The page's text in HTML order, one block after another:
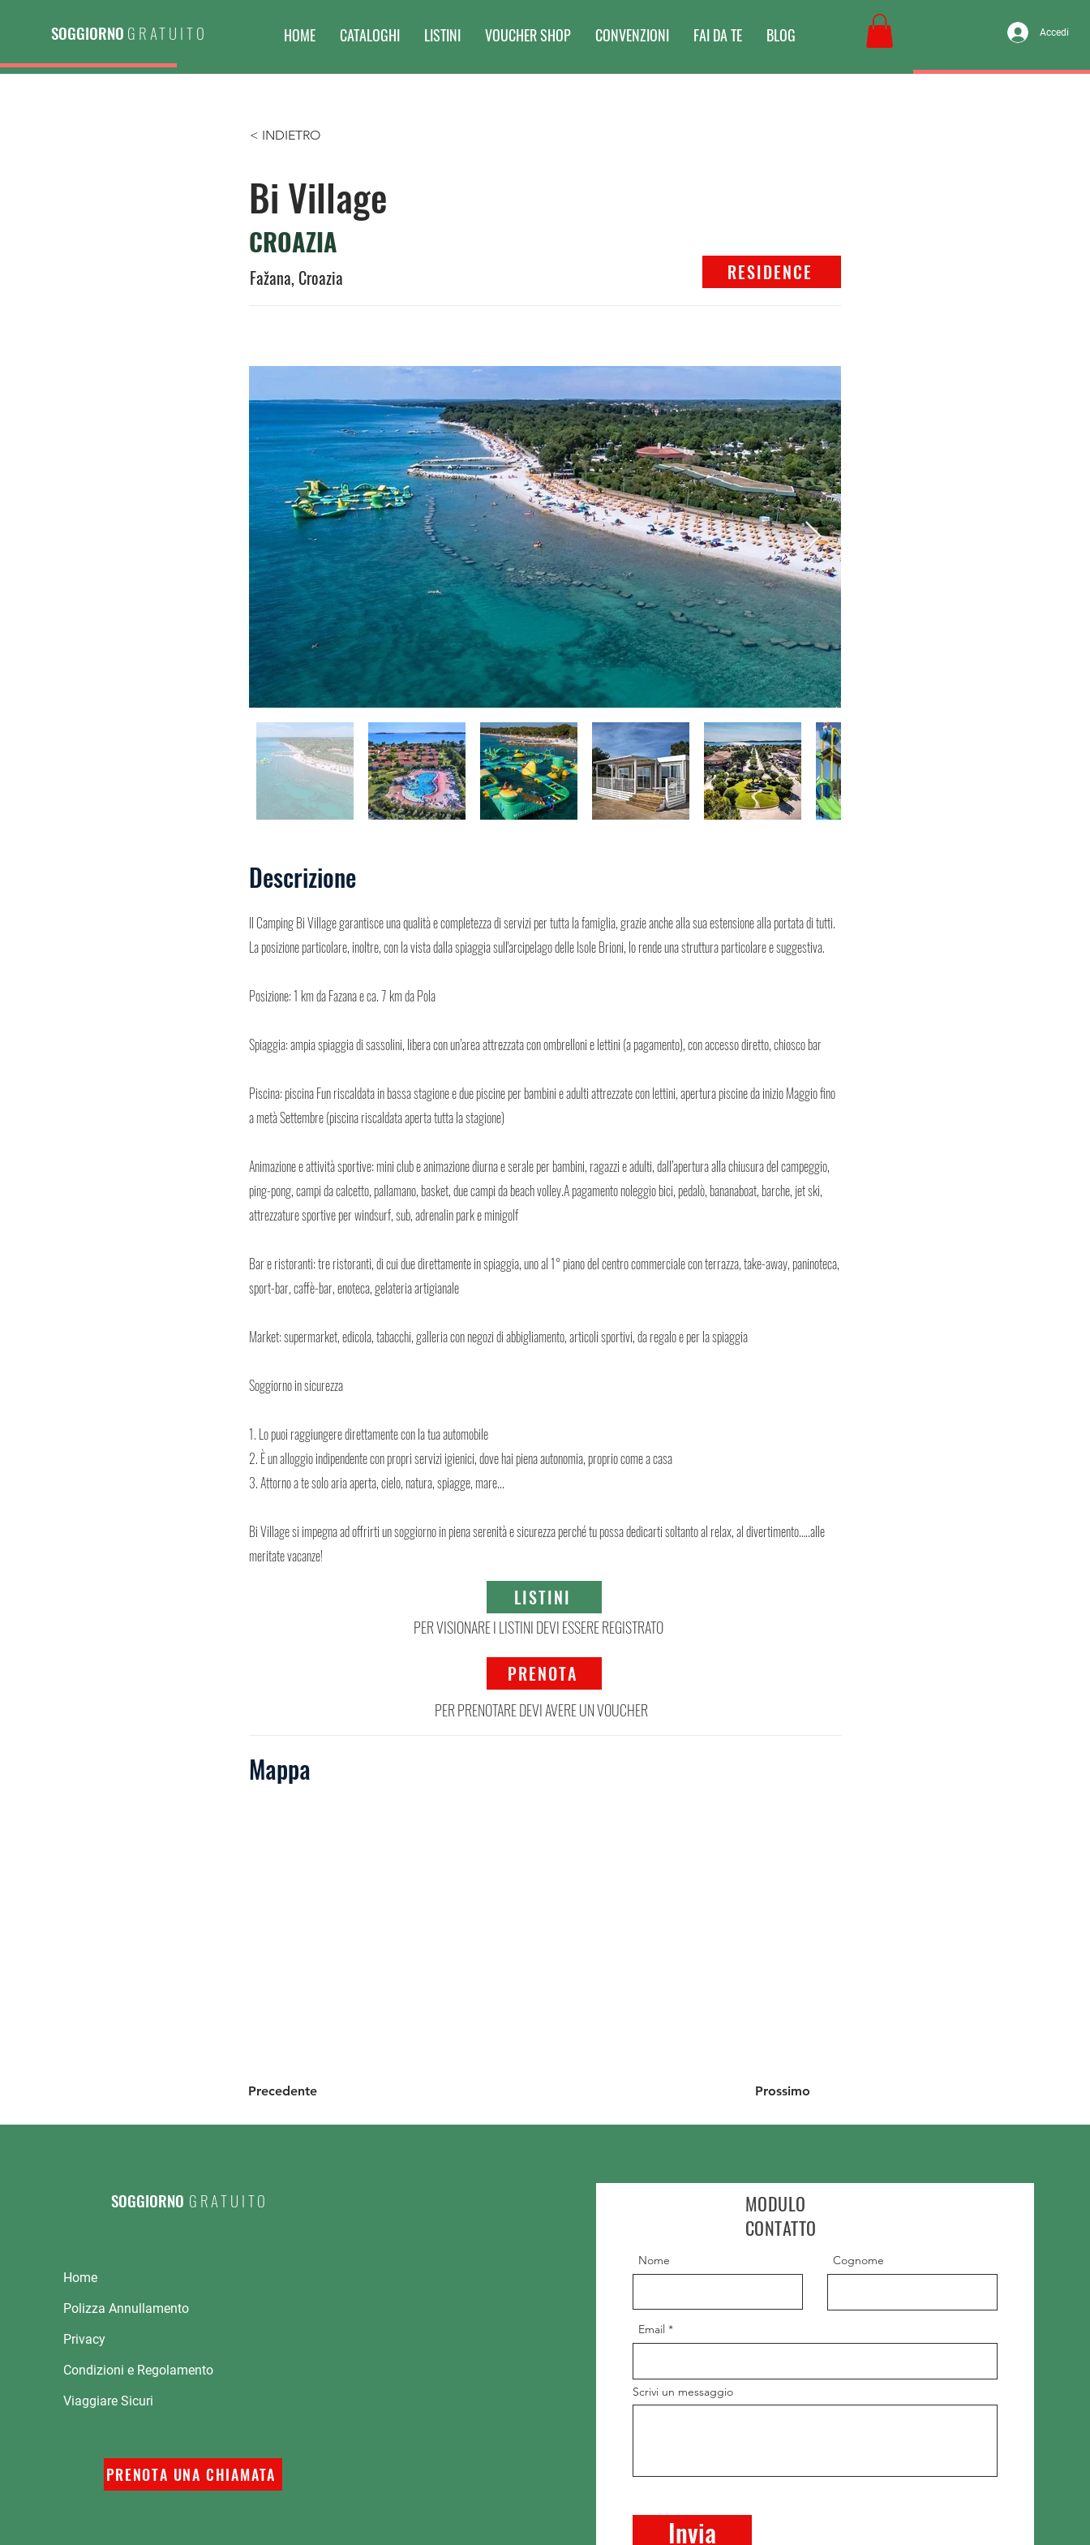
SOGGIORNO GRATUITO HOME CATALOGHI LISTINI VOUCHER SHOP CONVENZIONI FAI DA TE BLOG Accedi
< INDIETRO
Bi Village
CROAZIA
Fažana, Croazia RESIDENCE
Descrizione
Il Camping Bi Village garantisce una qualità e completezza di servizi per tutta la famiglia, grazie anche alla sua estensione alla portata di tutti.
La posizione particolare, inoltre, con la vista dalla spiaggia sull'arcipelago delle Isole Brioni, lo rende una struttura particolare e suggestiva.
Posizione: 1 km da Fazana e ca. 7 km da Pola
Spiaggia: ampia spiaggia di sassolini, libera con un’area attrezzata con ombrelloni e lettini (a pagamento), con accesso diretto, chiosco bar
Piscina: piscina Fun riscaldata in bassa stagione e due piscine per bambini e adulti attrezzate con lettini, apertura piscine da inizio Maggio fino
a metà Settembre (piscina riscaldata aperta tutta la stagione)
Animazione e attività sportive: mini club e animazione diurna e serale per bambini, ragazzi e adulti, dall’apertura alla chiusura del campeggio,
ping-pong, campi da calcetto, pallamano, basket, due campi da beach volley.A pagamento noleggio bici, pedalò, bananaboat, barche, jet ski,
attrezzature sportive per windsurf, sub, adrenalin park e minigolf
Bar e ristoranti: tre ristoranti, di cui due direttamente in spiaggia, uno al 1° piano del centro commerciale con terrazza, take-away, paninoteca,
sport-bar, caffè-bar, enoteca, gelateria artigianale
Market: supermarket, edicola, tabacchi, galleria con negozi di abbigliamento, articoli sportivi, da regalo e per la spiaggia
Soggiorno in sicurezza
1. Lo puoi raggiungere direttamente con la tua automobile
2. È un alloggio indipendente con propri servizi igienici, dove hai piena autonomia, proprio come a casa
3. Attorno a te solo aria aperta, cielo, natura, spiagge, mare...
Bi Village si impegna ad offrirti un soggiorno in piena serenità e sicurezza perché tu possa dedicarti soltanto al relax, al divertimento…..alle
meritate vacanze!
LISTINI
PER VISIONARE I LISTINI DEVI ESSERE REGISTRATO
PRENOTA
PER PRENOTARE DEVI AVERE UN VOUCHER
Mappa
Precedente Prossimo
SOGGIORNO GRATUITO
Home
Polizza Annullamento
Privacy
Condizioni e Regolamento
Viaggiare Sicuri
PRENOTA UNA CHIAMATA
MODULO
CONTATTO
Nome Cognome
Email
Scrivi un messaggio
Invia